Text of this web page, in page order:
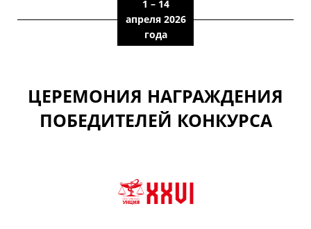
1 – 14
апреля 2026
года
ЦЕРЕМОНИЯ НАГРАЖДЕНИЯ
ПОБЕДИТЕЛЕЙ КОНКУРСА